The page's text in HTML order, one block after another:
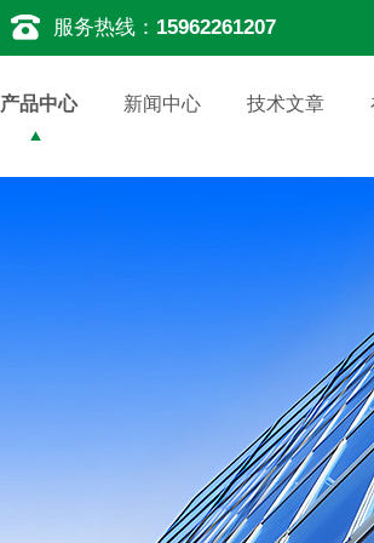
服务热线： 15962261207
产品中心 新闻中心 技术文章